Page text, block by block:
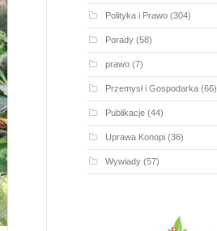
Polityka i Prawo(304)
Porady(58)
prawo(7)
Przemysł i Gospodarka(66)
Publikacje(44)
Uprawa Konopi(36)
Wywiady(57)